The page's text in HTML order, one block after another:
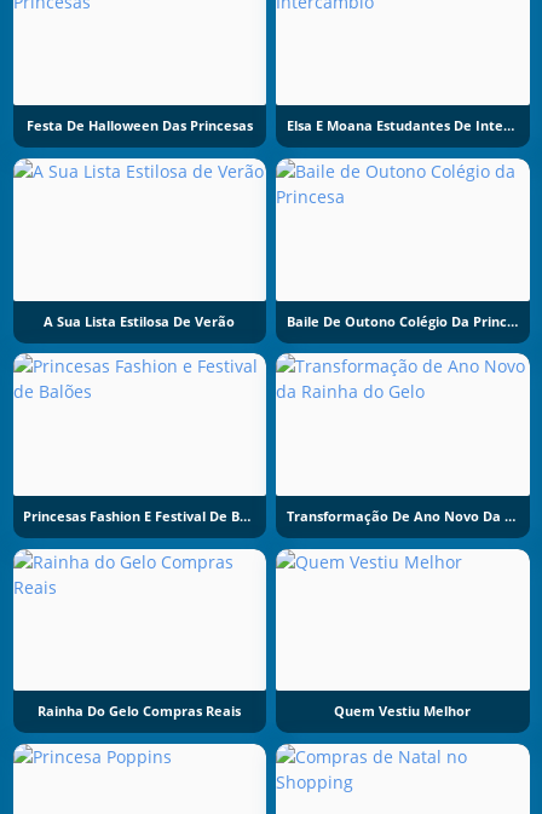
Festa De Halloween Das Princesas Elsa E Moana Estudantes De Intercâmbio
A Sua Lista Estilosa De Verão Baile De Outono Colégio Da Princesa
Princesas Fashion E Festival De Balões Transformação De Ano Novo Da Rainha Do Gelo
Rainha Do Gelo Compras Reais Quem Vestiu Melhor